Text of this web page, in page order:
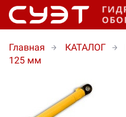
Главная КАТАЛОГ
125 мм